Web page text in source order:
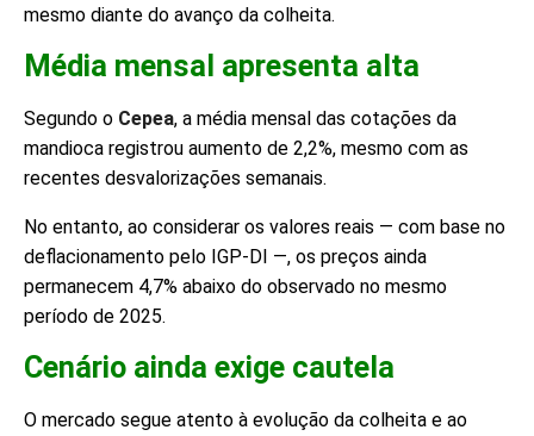
mesmo diante do avanço da colheita.
Média mensal apresenta alta
Segundo o Cepea, a média mensal das cotações da
mandioca registrou aumento de 2,2%, mesmo com as
recentes desvalorizações semanais.
No entanto, ao considerar os valores reais — com base no
deflacionamento pelo IGP-DI —, os preços ainda
permanecem 4,7% abaixo do observado no mesmo
período de 2025.
Cenário ainda exige cautela
O mercado segue atento à evolução da colheita e ao